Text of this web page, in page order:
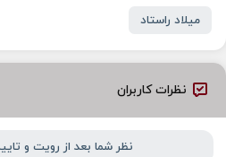
میلاد راستاد
نظرات کاربران
نظر شما بعد از رویت و